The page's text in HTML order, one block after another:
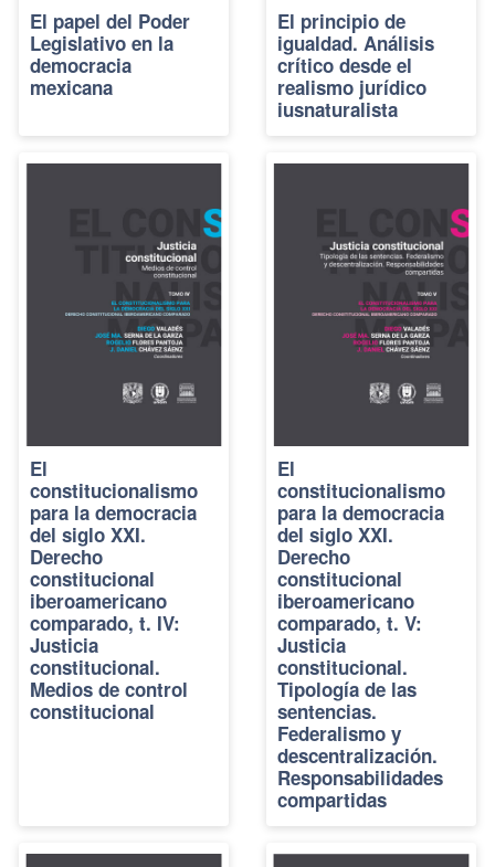
El papel del Poder
Legislativo en la
democracia
mexicana
El principio de
igualdad. Análisis
crítico desde el
realismo jurídico
iusnaturalista
El
constitucionalismo
para la democracia
del siglo XXI.
Derecho
constitucional
iberoamericano
comparado, t. IV:
Justicia
constitucional.
Medios de control
constitucional
El
constitucionalismo
para la democracia
del siglo XXI.
Derecho
constitucional
iberoamericano
comparado, t. V:
Justicia
constitucional.
Tipología de las
sentencias.
Federalismo y
descentralización.
Responsabilidades
compartidas